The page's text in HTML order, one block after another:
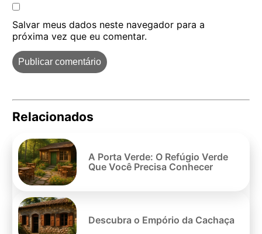
Salvar meus dados neste navegador para a
próxima vez que eu comentar.
Relacionados
A Porta Verde: O Refúgio Verde
Que Você Precisa Conhecer
Descubra o Empório da Cachaça